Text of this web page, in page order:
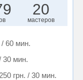
20
мастеров
/ 60 мин.
30 мин.
грн. / 30 мин.